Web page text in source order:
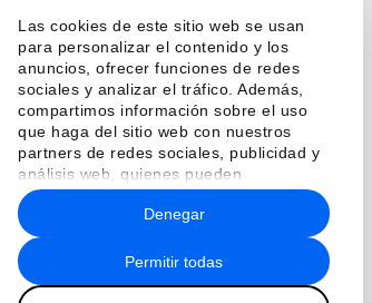
Las cookies de este sitio web se usan
para personalizar el contenido y los
anuncios, ofrecer funciones de redes
sociales y analizar el tráfico. Además,
compartimos información sobre el uso
que haga del sitio web con nuestros
partners de redes sociales, publicidad y
análisis web, quienes pueden
combinarla con otra información que les
haya proporcionado o que hayan
recopilado a partir del uso que haya
hecho de sus servicios.
Permitir todas
Denegar